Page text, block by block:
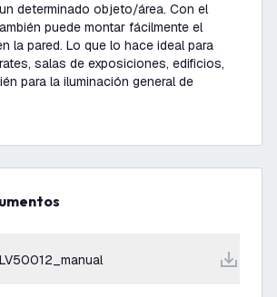
determinado objeto/área. Con el
puede montar fácilmente el
la pared. Lo que lo hace ideal para
salas de exposiciones, edificios,
para la iluminación general de